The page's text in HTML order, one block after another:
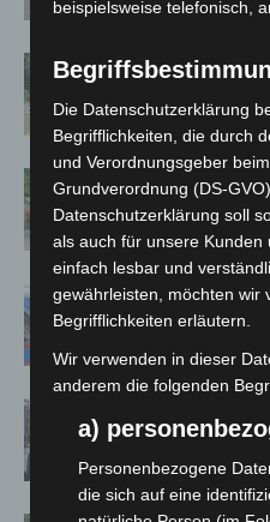
Spanien
Brand im
Region
Kreuz
Mann läuft
A7 – Polizei
auf
beispielsweise telefonisch,
Die Datenschutzerklärung
Begrifflichkeiten, die durch
und Verordnungsgeber
Grundverordnung (DS-
Datenschutzerklärung soll
als auch für unsere Kunden
einfach lesbar und
gewährleisten, möchten wir
Begrifflichkeiten erläutern.
Wir verwenden in dieser
anderem die folgenden
a)
Personenbezogene
die sich auf eine